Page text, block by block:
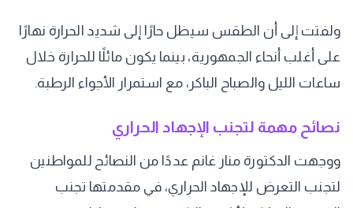
ولفتت إلى أن الطقس سيظل حارًا إلى شديد الحرارة نهارًا
على أغلب أنحاء الجمهورية، بينما يكون مائلًا للحرارة خلال
ساعات الليل والصباح الباكر، مع استمرار الأجواء الرطبة.
نصائح مهمة لتجنب الإجهاد الحراري
ووجهت الدكتورة منار غانم عددًا من النصائح للمواطنين
لتجنب التعرض للإجهاد الحراري، في مقدمتها تجنب